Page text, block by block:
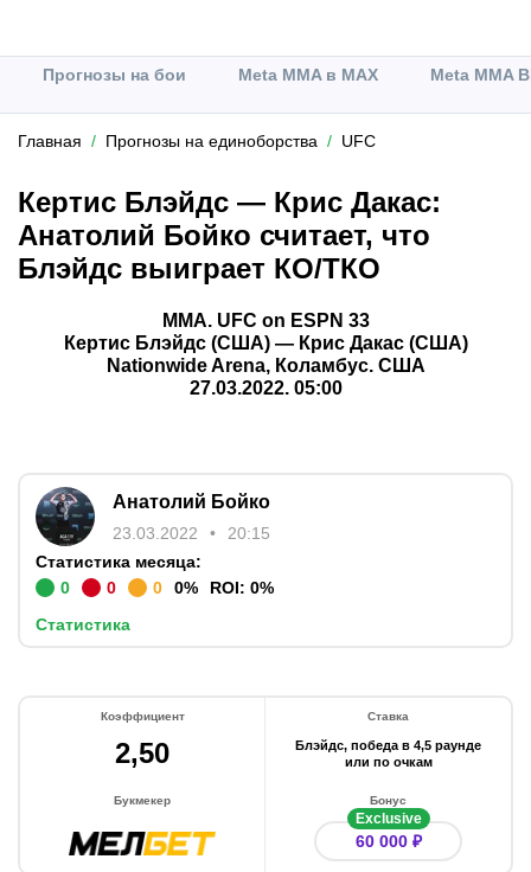
Прогнозы на бои Meta MMA в MAX Meta MMA
Главная Прогнозы на единоборства UFC
Кертис Блэйдс — Крис Дакас:
Анатолий Бойко считает, что
Блэйдс выиграет КО/ТКО
ММА. UFC on ESPN 33
Кертис Блэйдс (США) — Крис Дакас (США)
Nationwide Arena, Коламбус. США
27.03.2022. 05:00
Анатолий Бойко
23.03.2022
20:15
Статистика месяца:
0
0 0 0% ROI: 0%
Статистика
Коэффициент
2,50
Ставка
Блэйдс, победа в 4,5 раунде
или по очкам
Букмекер Бонус
Exclusive
60 000 ₽